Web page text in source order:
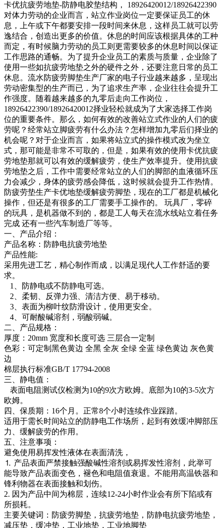
卡优抗疲劳地垫-防静电胶垫结构， 18926420012/18926422390
对体力劳动的企业而言，站立作业岗位一定要保证员工的休
息，上午或下午都要安排一段时间来休息，这样员工就可以劳
逸结合，创造出更多的价值。休息的时间应该根据具体的工种
而定，有时候脑力劳动的员工则更需要较多的休息时间以保证
工作思路的通畅。为了提升企业员工的素质与质量，企业除了
使用一些如抗疲劳地垫之外的硬件之外，还要注意日常的员工
休息。流水防疲劳脚垫生产厂家的电子行业越来越多，呈现出
劳动密集型的生产而已，为了追求生产率，企业往往会提升工
作强度。随着越来越多的九零后走向工作岗位，
18926422390/18926420012择业轻松就成为了大家选择工作岗
位的重要条件。那么，如何有效的改善站立式作业的人们的疲
劳呢？经常站立脚疲劳有什么办法？怎样增加九零后们择业的
机会呢？对于企业而言，如果将站立式的操作模式改为坐立
式，那可能是非常不可取的，但是，如果有效的使用卡优抗疲
劳地垫那就可以有效的缓解疲劳，使生产效率提升。使用抗疲
劳地垫之后，工作中需要经常站立的人们的脚部的血液循环压
力会减少，身体的疲劳感会降低，这时候就会提升工作热情。
防疲劳垫生产卡优地垫缓解疲劳脚垫，现在的工厂都是机械化
操作，但还是有很多的工厂需要手工操作的。 玩具厂，零碎
的玩具，是机器做不到的，都是工人每天在流水线站立着任务
完成 还有一些汽车制造厂等等。
一、产品介绍：
产品名称：防静电抗疲劳地垫
产品性能:
采用先进工艺，精心制作而成，以满足现代人工作舒适的要
求。
1、防静电或不防静电可选。
2、柔韧、反弹力强、清洁方便、易于移动。
3、表面为柳叶纹防滑设计，使用更安全。
4、可耐酸碱溶剂，弱酸弱碱。
二、产品规格：
厚度：20mm 宽度和长度可选 三层合一定制
色彩：可定制黑色黄边 全黑 全灰 全绿 全蓝 绿色黄边 灰色黄
边
棉层执行标准GB/T 17794-2008
三、静电值：
表面电阻测试仪检测为10的9次方欧姆。底部为10的3-5次方
欧姆。
四、保质期：16个月。正常8个小时连续作业踩踏。
适用于需长时间站立的防静电工作场所，起到有效缓冲脚部压
力、缓解疲劳的作用。
五、注意事项：
避免使用易挥发性液体在表面清洗，
⒈ 产品表面严禁接触强酸碱性溶剂或易挥发性溶剂，此举可
能导致产品表面变色，褪色和电阻值衰退。不能用高温铁器和
锋利物器在表面接触和划伤。
2. 因为产品中间为棉层，连续12-24小时作业会有所下陷或有
所损耗。
主要关键词：防疲劳脚垫，抗疲劳地垫，防静电抗疲劳地垫，
减压垫，缓冲垫，工业地垫，工业地脚垫